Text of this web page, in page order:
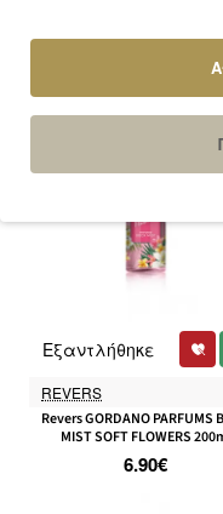
REVERS
Revers GORDANO PARFUMS
MIST SOFT FLOWERS
6.90€
Εξαντλήθηκε